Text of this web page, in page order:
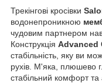
Трекінгові кросівки
водонепроникною
чудовим партнером
Конструкція Advanced
стабільність, яку ви
рухів. М'яка, плюшево
стабільний комфорт та